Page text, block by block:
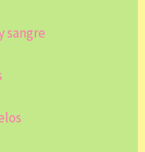
sangre